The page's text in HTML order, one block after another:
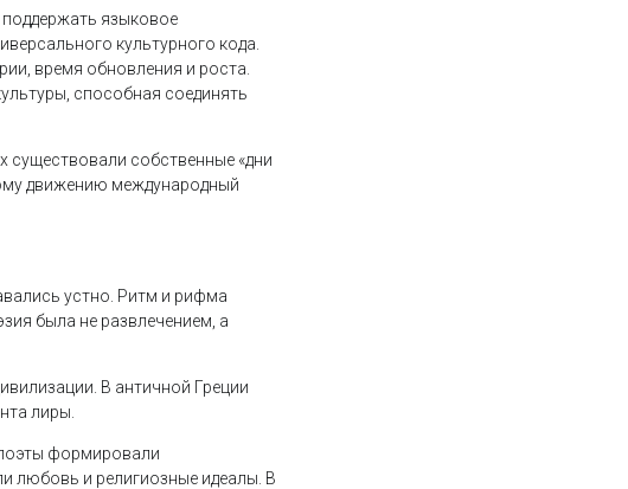
языковое
культурного кода.
время обновления и роста.
способная соединять
существовали собственные «дни
движению международный
устно. Ритм и рифма
была не развлечением, а
В античной Греции
лиры.
формировали
любовь и религиозные идеалы. В